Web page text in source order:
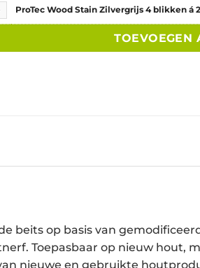
Stain Zilvergrijs 4 blikken á 2.5 liter aantal
ProTec Wood Stain Zilvergrijs 4 blikken á
TOEVOEGEN
beits op basis van
Toepasbaar op nieuw hout,
nieuwe en gebruikte